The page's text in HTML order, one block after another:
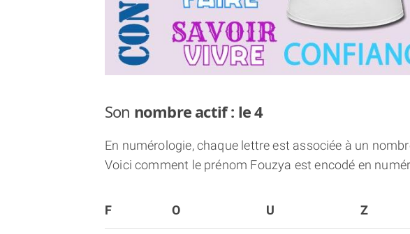
Son nombre actif : le 4
En numérologie, chaque lettre est associée à un
Voici comment le prénom Fouzya est encodé en
F O U Z